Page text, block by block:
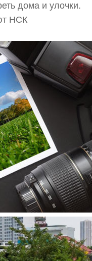
дома и улочки.
НСК